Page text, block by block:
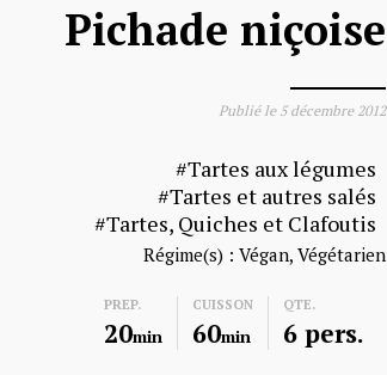
Pichade niçoise
Publié le 5 décembre 2012
Tartes aux légumes
Tartes et autres salés
Tartes, Quiches et Clafoutis
Régime(s) : Végan Végétarien
PREP.
20min
CUISSON
60min
QTE.
6 pers.